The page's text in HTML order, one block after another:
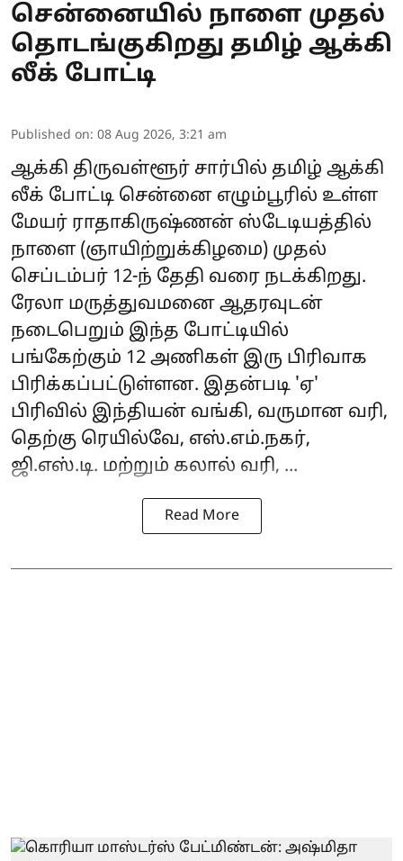
சென்னையில் நாளை முதல்
தொடங்குகிறது தமிழ் ஆக்கி
லீக் போட்டி
Published on: 08 Aug 2026, 3:21 am
ஆக்கி திருவள்ளூர் சார்பில் தமிழ் ஆக்கி
லீக் போட்டி சென்னை எழும்பூரில் உள்ள
மேயர் ராதாகிருஷ்ணன் ஸ்டேடியத்தில்
நாளை (ஞாயிற்றுக்கிழமை) முதல்
செப்டம்பர் 12-ந் தேதி வரை நடக்கிறது.
ரேலா மருத்துவமனை ஆதரவுடன்
நடைபெறும் இந்த போட்டியில்
பங்கேற்கும் 12 அணிகள் இரு பிரிவாக
பிரிக்கப்பட்டுள்ளன. இதன்படி 'ஏ'
பிரிவில் இந்தியன் வங்கி, வருமான வரி,
தெற்கு ரெயில்வே, எஸ்.எம்.நகர்,
ஜி.எஸ்.டி. மற்றும் கலால் வரி, ...
Read More